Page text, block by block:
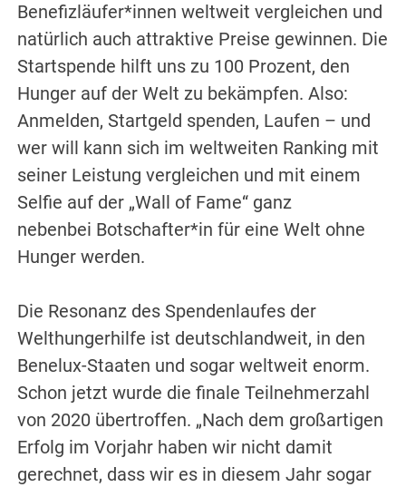
Benefizläufer*innen weltweit vergleichen und
natürlich auch attraktive Preise gewinnen. Die
Startspende hilft uns zu 100 Prozent, den
Hunger auf der Welt zu bekämpfen. Also:
Anmelden, Startgeld spenden, Laufen – und
wer will kann sich im weltweiten Ranking mit
seiner Leistung vergleichen und mit einem
Selfie auf der „Wall of Fame“ ganz
nebenbei Botschafter*in für eine Welt ohne
Hunger werden.
Die Resonanz des Spendenlaufes der
Welthungerhilfe ist deutschlandweit, in den
Benelux-Staaten und sogar weltweit enorm.
Schon jetzt wurde die finale Teilnehmerzahl
von 2020 übertroffen. „Nach dem großartigen
Erfolg im Vorjahr haben wir nicht damit
gerechnet, dass wir es in diesem Jahr sogar